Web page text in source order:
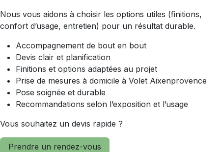
Nous vous aidons à choisir les options utiles (finitions,
confort d’usage, entretien) pour un résultat durable.
Accompagnement de bout en bout
Devis clair et planification
Finitions et options adaptées au projet
Prise de mesures à domicile à Volet Aixenprovence
Pose soignée et durable
Recommandations selon l’exposition et l’usage
Vous souhaitez un devis rapide ?
Prendre un rendez-vous